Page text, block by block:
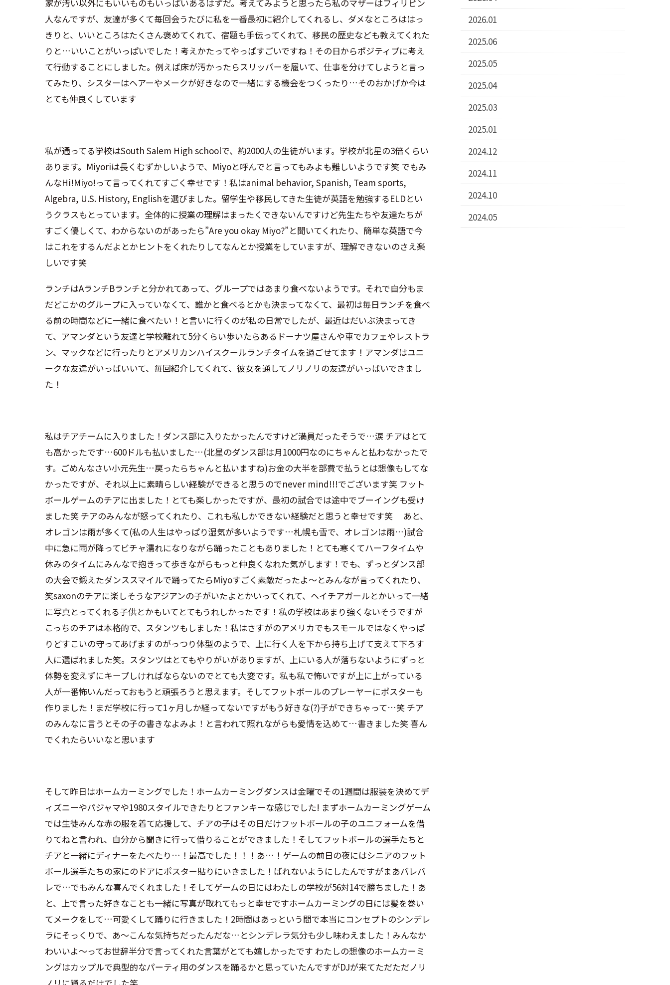
家が汚い以外にもいいものもいっぱいあるはずだ。考えてみようと思ったら私のマザーはフィリピン
人なんですが、友達が多くて毎回会うたびに私を一番最初に紹介してくれるし、ダメなところははっ
きりと、いいところはたくさん褒めてくれて、宿題も手伝ってくれて、移民の歴史なども教えてくれた
りと…いいことがいっぱいでした！考えかたってやっぱすごいですね！その日からポジティブに考え
て行動することにしました。例えば床が汚かったらスリッパーを履いて、仕事を分けてしようと言っ
てみたり、シスターはヘアーやメークが好きなので一緒にする機会をつくったり…そのおかげか今は
とても仲良くしています
私が通ってる学校はSouth Salem High schoolで、約2000人の生徒がいます。学校が北星の3倍くらい
あります。Miyoriは長くむずかしいようで、Miyoと呼んでと言ってもみよも難しいようです笑 でもみ
んなHi!Miyo!って言ってくれてすごく幸せです！私はanimal behavior, Spanish, Team sports,
Algebra, U.S. History, Englishを選びました。留学生や移民してきた生徒が英語を勉強するELDとい
うクラスもとっています。全体的に授業の理解はまったくできないんですけど先生たちや友達たちが
すごく優しくて、わからないのがあったら”Are you okay Miyo?”と聞いてくれたり、簡単な英語で今
はこれをするんだよとかヒントをくれたりしてなんとか授業をしていますが、理解できないのさえ楽
しいです笑
ランチはAランチBランチと分かれてあって、グループではあまり食べないようです。それで自分もま
だどこかのグループに入っていなくて、誰かと食べるとかも決まってなくて、最初は毎日ランチを食べ
る前の時間などに一緒に食べたい！と言いに行くのが私の日常でしたが、最近はだいぶ決まってき
て、アマンダという友達と学校離れて5分くらい歩いたらあるドーナツ屋さんや車でカフェやレストラ
ン、マックなどに行ったりとアメリカンハイスクールランチタイムを過ごせてます！アマンダはユニ
ークな友達がいっぱいいて、毎回紹介してくれて、彼女を通してノリノリの友達がいっぱいできまし
た！
私はチアチームに入りました！ダンス部に入りたかったんですけど満員だったそうで…涙 チアはとて
も高かったです…600ドルも払いました…(北星のダンス部は月1000円なのにちゃんと払わなかったで
す。ごめんなさい小元先生…戻ったらちゃんと払いますね)お金の大半を部費で払うとは想像もしてな
かったですが、それ以上に素晴らしい経験ができると思うのでnever mind!!!でございます笑 フット
ボールゲームのチアに出ました！とても楽しかったですが、最初の試合では途中でブーイングも受け
ました笑 チアのみんなが怒ってくれたり、これも私しかできない経験だと思うと幸せです笑 あと、
オレゴンは雨が多くて(私の人生はやっぱり湿気が多いようです…札幌も雪で、オレゴンは雨…)試合
中に急に雨が降ってビチャ濡れになりながら踊ったこともありました！とても寒くてハーフタイムや
休みのタイムにみんなで抱きって歩きながらもっと仲良くなれた気がします！でも、ずっとダンス部
の大会で鍛えたダンススマイルで踊ってたらMiyoすごく素敵だったよ〜とみんなが言ってくれたり、
笑saxonのチアに楽しそうなアジアンの子がいたよとかいってくれて、ヘイチアガールとかいって一緒
に写真とってくれる子供とかもいてとてもうれしかったです！私の学校はあまり強くないそうですが
こっちのチアは本格的で、スタンツもしました！私はさすがのアメリカでもスモールではなくやっぱ
りどすこいの守ってあげますのがっつり体型のようで、上に行く人を下から持ち上げて支えて下ろす
人に選ばれました笑。スタンツはとてもやりがいがありますが、上にいる人が落ちないようにずっと
体勢を変えずにキープしければならないのでとても大変です。私も私で怖いですが上に上がっている
人が一番怖いんだっておもうと頑張ろうと思えます。そしてフットボールのプレーヤーにポスターも
作りました！まだ学校に行って1ヶ月しか経ってないですがもう好きな(?)子ができちゃって…笑 チア
のみんなに言うとその子の書きなよみよ！と言われて照れながらも愛情を込めて…︎書きました笑 喜ん
でくれたらいいなと思います︎
そして昨日はホームカーミングでした！ホームカーミングダンスは金曜でその1週間は服装を決めてデ
ィズニーやパジャマや1980スタイルできたりとファンキーな感じでした! まずホームカーミングゲーム
では生徒みんな赤の服を着て応援して、チアの子はその日だけフットボールの子のユニフォームを借
りてねと言われ、自分から聞きに行って借りることができました！そしてフットボールの選手たちと
チアと一緒にディナーをたべたり…！最高でした！！！あ…！ゲームの前日の夜にはシニアのフット
ボール選手たちの家にのドアにポスター貼りにいきました！ばれないようにしたんですがまあバレバ
レで…でもみんな喜んでくれました！そしてゲームの日にはわたしの学校が56対14で勝ちました！あ
と、上で言った好きなことも一緒に写真が取れてもっと幸せです︎ホームカーミングの日には髪を巻い
てメークをして…可愛くして踊りに行きました！2時間はあっという間で本当にコンセプトのシンデレ
ラにそっくりで、あ〜こんな気持ちだったんだな…とシンデレラ気分も少し味わえました！みんなか
わいいよ〜ってお世辞半分で言ってくれた言葉がとても嬉しかったです︎ わたしの想像のホームカーミ
ングはカップルで典型的なパーティ用のダンスを踊るかと思っていたんですがDJが来てただただノリ
2026.01
2025.06
2025.05
2025.04
2025.03
2025.01
2024.12
2024.11
2024.10
2024.05